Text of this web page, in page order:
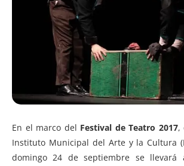
En el marco del Festival de Teatro 2017,
Instituto Municipal del Arte y la Cultura
domingo 24 de septiembre se llevará